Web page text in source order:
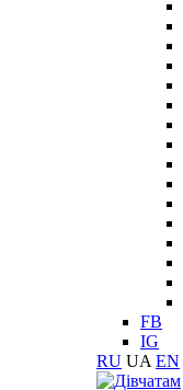
FB
IG
RU UA EN